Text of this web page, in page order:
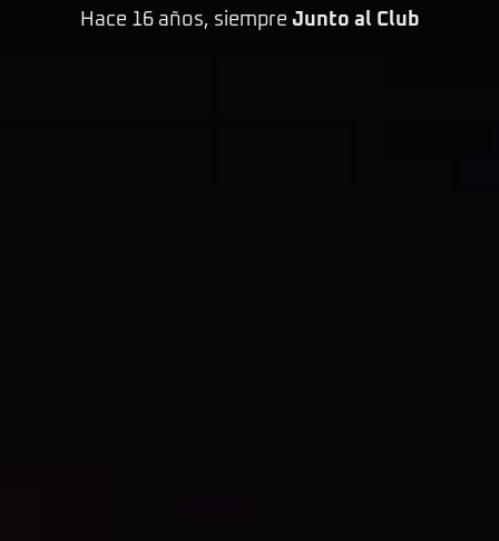
Hace 16 años, siempre Junto al Club